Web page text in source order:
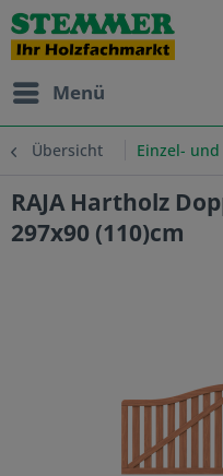
Menü
Übersicht Einzel-
RAJA Hartholz
297x90 (110)cm